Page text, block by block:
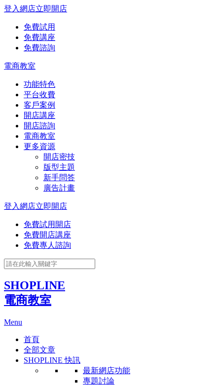
登入網店立即開店
免費試用
免費講座
免費諮詢
電商教室
功能特色
平台收費
客戶案例
開店講座
開店諮詢
電商教室
更多資源
開店密技
版型主題
新手問答
廣告計畫
登入網店立即開店
免費試用開店
免費開店講座
免費專人諮詢
SHOPLINE
電商教室
Menu
首頁
全部文章
SHOPLINE 快訊
最新網店功能
專題討論